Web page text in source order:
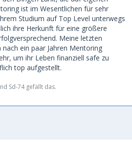
ist im Wesentlichen für sehr
Studium auf Top Level unterwegs
ihre Herkunft für eine größere
Meine letzten
ein paar Jahren Mentoring
um ihr Leben finanziell safe zu
top aufgestellt.
Sd-74 gefällt das.